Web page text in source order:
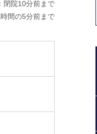
閉院10分前まで
間の5分前まで